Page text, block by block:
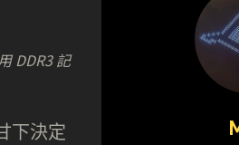
DDR3 記
下決定